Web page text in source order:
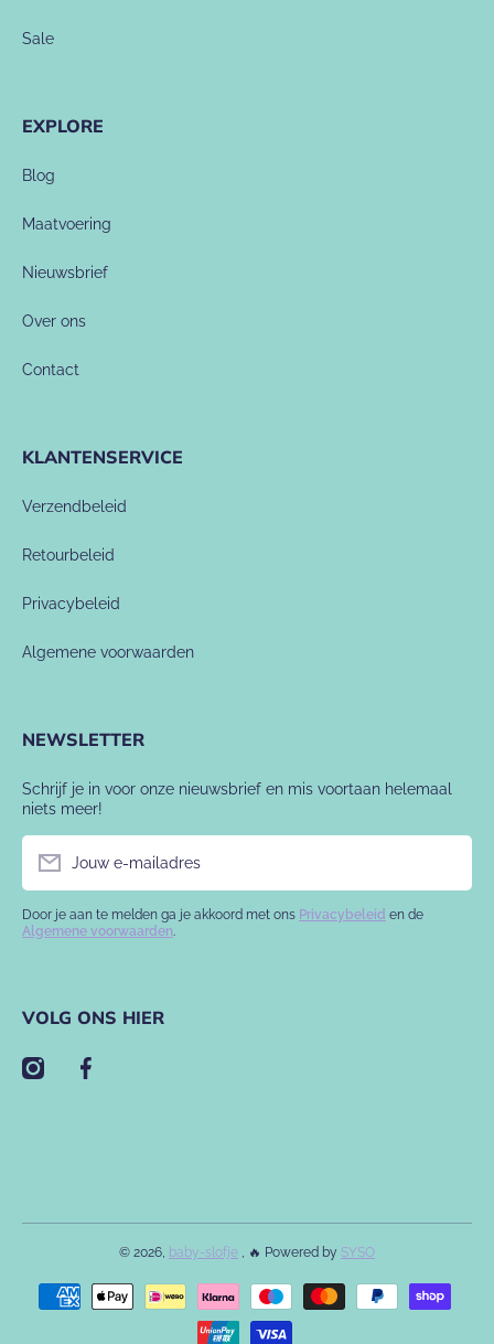
Sale
EXPLORE
Blog
Maatvoering
Nieuwsbrief
Over ons
Contact
KLANTENSERVICE
Verzendbeleid
Retourbeleid
Privacybeleid
Algemene voorwaarden
NEWSLETTER
Schrijf je in voor onze nieuwsbrief en mis voortaan helemaal
niets meer!
Jouw e-mailadres
Door je aan te melden ga je akkoord met ons Privacybeleid en de
Algemene voorwaarden.
VOLG ONS HIER
instagramcom/babyslofje/
facebookcom/babyslofje
© 2026, baby-slofje , 🔥 Powered by SYSO
Betaalmethodes